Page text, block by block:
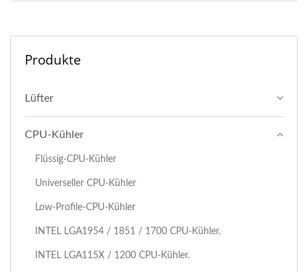
Produkte
Lüfter
CPU-Kühler
Flüssig-CPU-Kühler
Universeller CPU-Kühler
Low-Profile-CPU-Kühler
I​NTEL LGA1954 / 1851 / 1700 CPU-Kühler.
INTEL LGA115X / 1200 CPU-Kühler.